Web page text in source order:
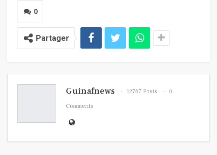
0
Partager
Guinafnews 12767 Posts
0
Comments